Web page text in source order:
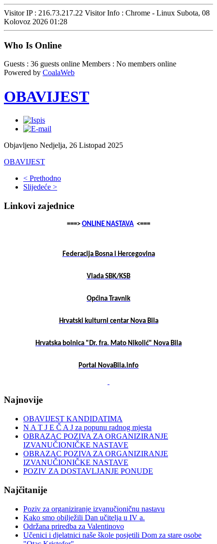
Visitor IP : 216.73.217.22 Visitor Info : Chrome - Linux Subota, 08
Kolovoz 2026 01:28
Who Is Online
Guests : 36 guests online Members : No members online
Powered by CoalaWeb
OBAVIJEST
Objavljeno Nedjelja, 26 Listopad 2025
OBAVIJEST
< Prethodno
Slijedeće >
Linkovi zajednice
===> ONLINE NASTAVA <===
Federacija Bosna i Hercegovina
Vlada SBK/KSB
Općina Travnik
Hrvatski kulturni centar Nova Bila
Hrvatska bolnica "Dr. fra. Mato Nikolić" Nova Bila
Portal NovaBila.info
Najnovije
OBAVIJEST KANDIDATIMA
N A T J E Č A J za popunu radnog mjesta
OBRAZAC POZIVA ZA ORGANIZIRANJE
IZVANUČIONIČKE NASTAVE
OBRAZAC POZIVA ZA ORGANIZIRANJE
IZVANUČIONIČKE NASTAVE
POZIV ZA DOSTAVLJANJE PONUDE
Najčitanije
Poziv za organiziranje izvanučioničnu nastavu
Kako smo obilježili Dan učitelja u IV a.
Održana priredba za Valentinovo
Učenici i djelatnici naše škole posjetili Dom za stare osobe